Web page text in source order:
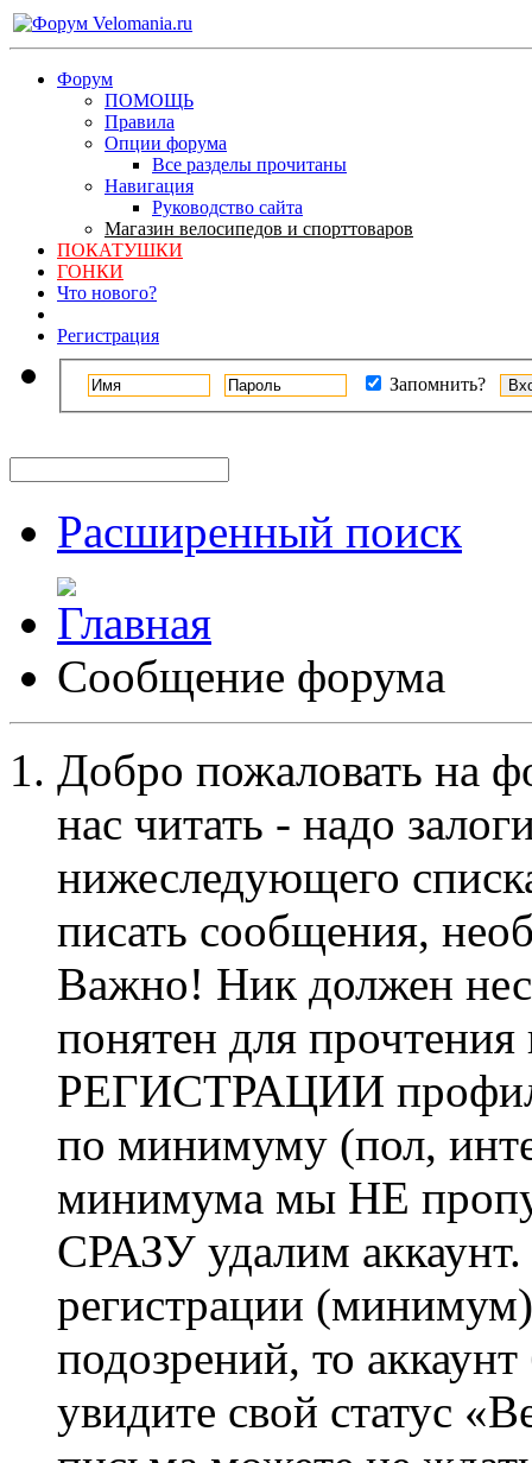
Форум
ПОМОЩЬ
Правила
Опции форума
Все разделы прочитаны
Навигация
Руководство сайта
Магазин велосипедов и спорттоваров
ПОКАТУШКИ
ГОНКИ
Что нового?
Регистрация
Запомнить?
Расширенный поиск
Сообщение форума
Добро пожаловать на
нас читать - надо
нижеследующего
писать сообщения,
Важно! Ник должен
понятен для
РЕГИСТРАЦИИ профиль
по минимуму (пол,
минимума мы НЕ
СРАЗУ удалим
регистрации
подозрений, то
увидите свой статус